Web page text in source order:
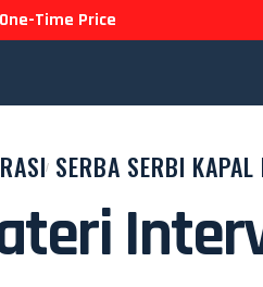
Time Price
SERBA SERBI KAPAL